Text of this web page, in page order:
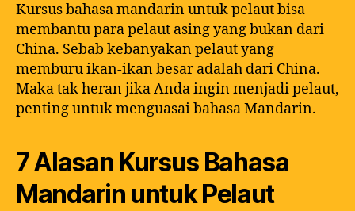
Kursus bahasa mandarin untuk pelaut bisa
membantu para pelaut asing yang bukan dari
China. Sebab kebanyakan pelaut yang
memburu ikan-ikan besar adalah dari China.
Maka tak heran jika Anda ingin menjadi pelaut,
penting untuk menguasai bahasa Mandarin.
7 Alasan Kursus Bahasa
Mandarin untuk Pelaut